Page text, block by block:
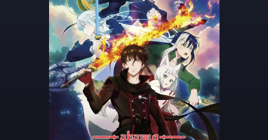
კვირის ტოპ 3 მოძებნადი სიტყვა
One piece solo leveling my hero academia
თქვენი ძიების ისტორია
ისტორია ცარიელია
სრული ისტორიის გასუფთავება